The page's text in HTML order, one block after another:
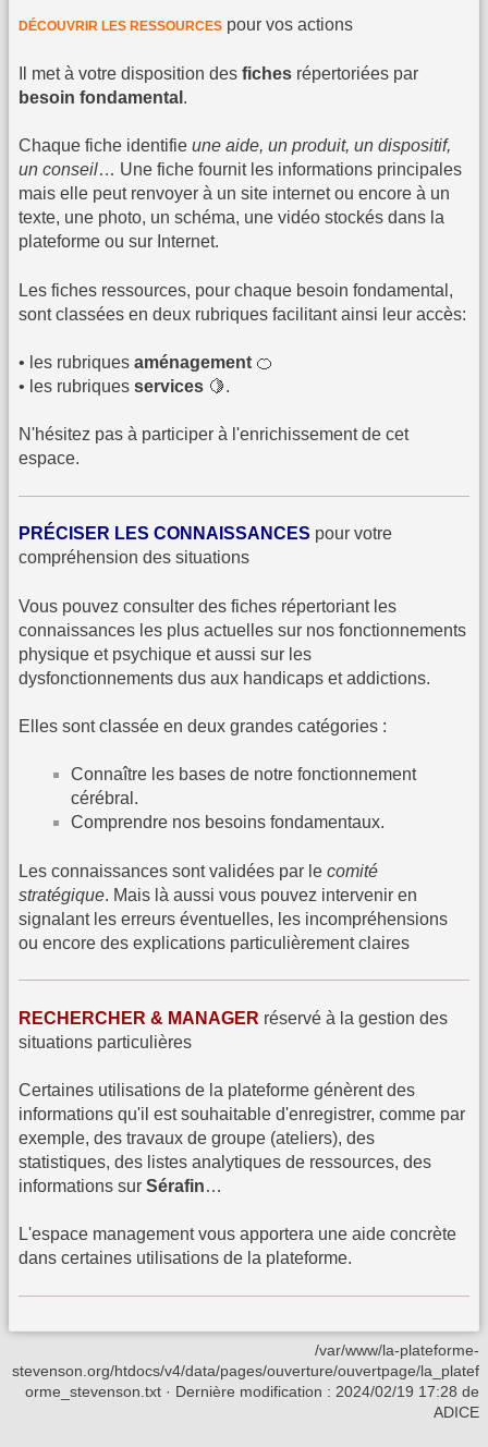
DÉCOUVRIR LES RESSOURCES pour vos actions
Il met à votre disposition des fiches répertoriées par
besoin fondamental .
Chaque fiche identifie une aide, un produit, un dispositif,
un conseil… Une fiche fournit les informations principales
mais elle peut renvoyer à un site internet ou encore à un
texte, une photo, un schéma, une vidéo stockés dans la
plateforme ou sur Internet.
Les fiches ressources, pour chaque besoin fondamental,
sont classées en deux rubriques facilitant ainsi leur accès:
• les rubriques aménagement 🍊
• les rubriques services 🍋.
N'hésitez pas à participer à l'enrichissement de cet
espace.
PRÉCISER LES CONNAISSANCES pour votre
compréhension des situations
Vous pouvez consulter des fiches répertoriant les
connaissances les plus actuelles sur nos fonctionnements
physique et psychique et aussi sur les
dysfonctionnements dus aux handicaps et addictions.
Elles sont classée en deux grandes catégories :
Connaître les bases de notre fonctionnement
cérébral.
Comprendre nos besoins fondamentaux.
Les connaissances sont validées par le comité
stratégique. Mais là aussi vous pouvez intervenir en
signalant les erreurs éventuelles, les incompréhensions
ou encore des explications particulièrement claires
RECHERCHER & MANAGER réservé à la gestion des
situations particulières
Certaines utilisations de la plateforme génèrent des
informations qu'il est souhaitable d'enregistrer, comme par
exemple, des travaux de groupe (ateliers), des
statistiques, des listes analytiques de ressources, des
informations sur Sérafin…
L'espace management vous apportera une aide concrète
dans certaines utilisations de la plateforme.
/var/www/la-plateforme-
stevenson.org/htdocs/v4/data/pages/ouverture/ouvertpage/la_platef
orme_stevenson.txt · Dernière modification : 2024/02/19 17:28 de
ADICE